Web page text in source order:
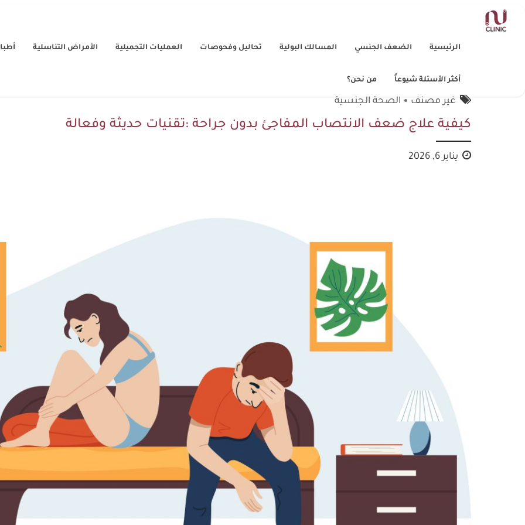
الرئيسية الضعف الجنسي المسالك البولية تحاليل وفحوصات العمليات التجميلية الأمراض التناسلية
أكثر الأسئلة شيوعاً من نحن؟
غير مصنف الصحة الجنسية
كيفية علاج ضعف الانتصاب المفاجئ بدون جراحة :تقنيات حديثة وفعالة
يناير 6, 2026